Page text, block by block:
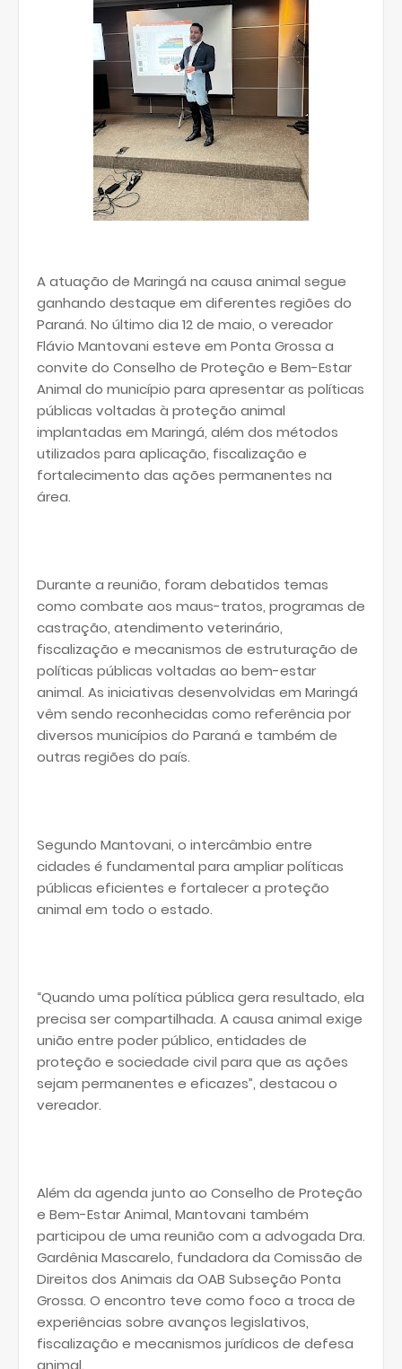
A atuação de Maringá na causa animal segue
ganhando destaque em diferentes regiões do
Paraná. No último dia 12 de maio, o vereador
Flávio Mantovani esteve em Ponta Grossa a
convite do Conselho de Proteção e Bem-Estar
Animal do município para apresentar as políticas
públicas voltadas à proteção animal
implantadas em Maringá, além dos métodos
utilizados para aplicação, fiscalização e
fortalecimento das ações permanentes na
área.
Durante a reunião, foram debatidos temas
como combate aos maus-tratos, programas de
castração, atendimento veterinário,
fiscalização e mecanismos de estruturação de
políticas públicas voltadas ao bem-estar
animal. As iniciativas desenvolvidas em Maringá
vêm sendo reconhecidas como referência por
diversos municípios do Paraná e também de
outras regiões do país.
Segundo Mantovani, o intercâmbio entre
cidades é fundamental para ampliar políticas
públicas eficientes e fortalecer a proteção
animal em todo o estado.
“Quando uma política pública gera resultado, ela
precisa ser compartilhada. A causa animal exige
união entre poder público, entidades de
proteção e sociedade civil para que as ações
sejam permanentes e eficazes”, destacou o
vereador.
Além da agenda junto ao Conselho de Proteção
e Bem-Estar Animal, Mantovani também
participou de uma reunião com a advogada Dra.
Gardênia Mascarelo, fundadora da Comissão de
Direitos dos Animais da OAB Subseção Ponta
Grossa. O encontro teve como foco a troca de
experiências sobre avanços legislativos,
fiscalização e mecanismos jurídicos de defesa
animal.